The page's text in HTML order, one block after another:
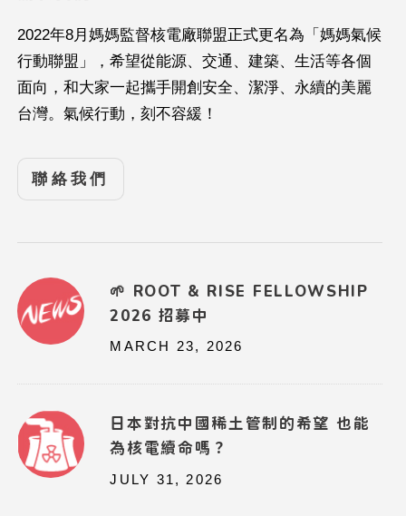
2022年8月媽媽監督核電廠聯盟正式更名為「媽媽氣候
行動聯盟」，希望從能源、交通、建築、生活等各個
面向，和大家一起攜手開創安全、潔淨、永續的美麗
台灣。氣候行動，刻不容緩！
聯絡我們
🌱 ROOT & RISE FELLOWSHIP
2026 招募中
MARCH 23, 2026
日本對抗中國稀土管制的希望 也能
為核電續命嗎？
JULY 31, 2026